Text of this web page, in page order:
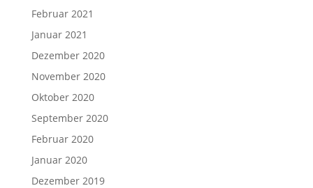
Februar 2021
Januar 2021
Dezember 2020
November 2020
Oktober 2020
September 2020
Februar 2020
Januar 2020
Dezember 2019